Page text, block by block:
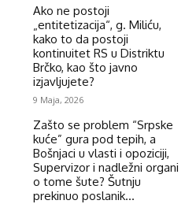
Ako ne postoji
„entitetizacija“, g. Miliću,
kako to da postoji
kontinuitet RS u Distriktu
Brčko, kao što javno
izjavljujete?
9 Maja, 2026
Zašto se problem “Srpske
kuće” gura pod tepih, a
Bošnjaci u vlasti i opoziciji,
Supervizor i nadležni organi
o tome šute? Šutnju
prekinuo poslanik...